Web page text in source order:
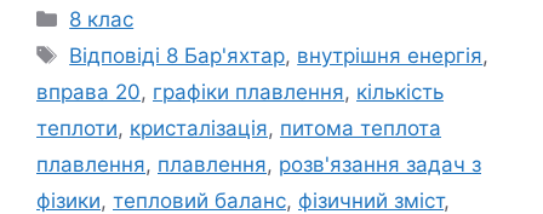
Категорії
8 клас
Позначки
Відповіді 8 Бар'яхтар, внутрішня енергія,
вправа 20, графіки плавлення, кількість
теплоти, кристалізація, питома теплота
плавлення, плавлення, розв'язання задач з
фізики, тепловий баланс, фізичний зміст,